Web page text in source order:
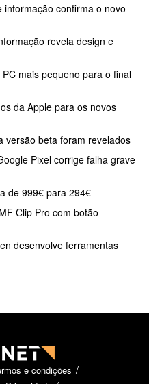
confirma o novo
revela design e
mais pequeno para o final
da Apple para os novos
versão beta foram revelados
Pixel corrige falha grave
de 999€ para 294€
Clip Pro com botão
desenvolve ferramentas
e condições